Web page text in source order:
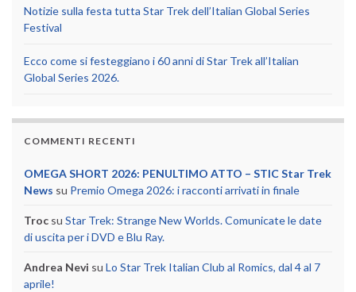
Notizie sulla festa tutta Star Trek dell’Italian Global Series
Festival
Ecco come si festeggiano i 60 anni di Star Trek all’Italian
Global Series 2026.
COMMENTI RECENTI
OMEGA SHORT 2026: PENULTIMO ATTO – STIC Star Trek
News su Premio Omega 2026: i racconti arrivati in finale
Troc su Star Trek: Strange New Worlds. Comunicate le date
di uscita per i DVD e Blu Ray.
Andrea Nevi su Lo Star Trek Italian Club al Romics, dal 4 al 7
aprile!